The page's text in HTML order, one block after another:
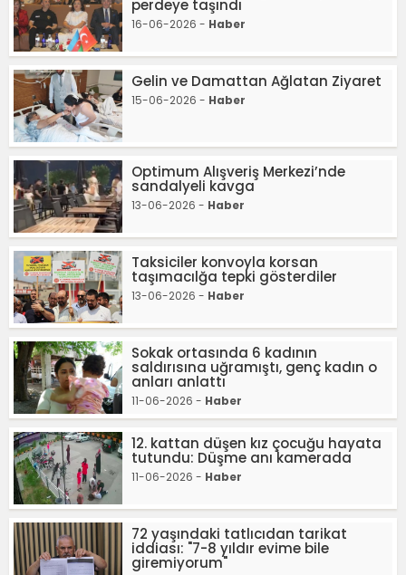
perdeye taşındı
16-06-2026 - Haber
Gelin ve Damattan Ağlatan Ziyaret
15-06-2026 - Haber
Optimum Alışveriş Merkezi’nde
sandalyeli kavga
13-06-2026 - Haber
Taksiciler konvoyla korsan
taşımacılğa tepki gösterdiler
13-06-2026 - Haber
Sokak ortasında 6 kadının
saldırısına uğramıştı, genç kadın o
anları anlattı
11-06-2026 - Haber
12. kattan düşen kız çocuğu hayata
tutundu: Düşme anı kamerada
11-06-2026 - Haber
72 yaşındaki tatlıcıdan tarikat
iddiası: "7-8 yıldır evime bile
giremiyorum"